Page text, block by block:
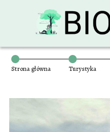
Strona główna Turystyka